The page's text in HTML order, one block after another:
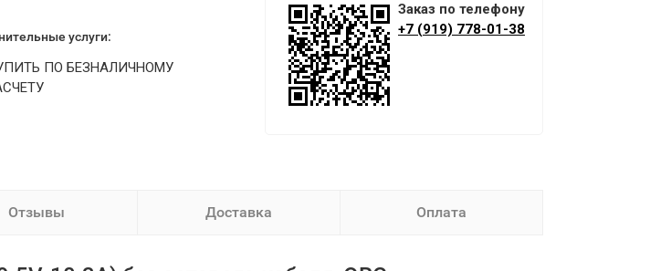
услуги:
ПО БЕЗНАЛИЧНОМУ
Заказ по телефону
+7 (919) 778-01-38
Отзывы Доставка Оплата